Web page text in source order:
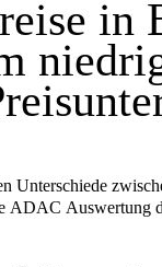
in
ADAC Auswertung